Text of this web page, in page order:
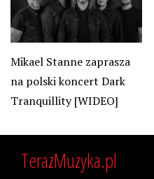
Mikael Stanne zaprasza
na polski koncert Dark
Tranquillity [WIDEO]
TerazMuzyka.pl